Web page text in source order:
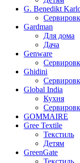
G. Benedikt
Gardman
Для дома
Дача
Genware
Ghidini
Global India
Кухня
GOMMAIRE
Gree Textile
Текстиль
Детям
GreenGate